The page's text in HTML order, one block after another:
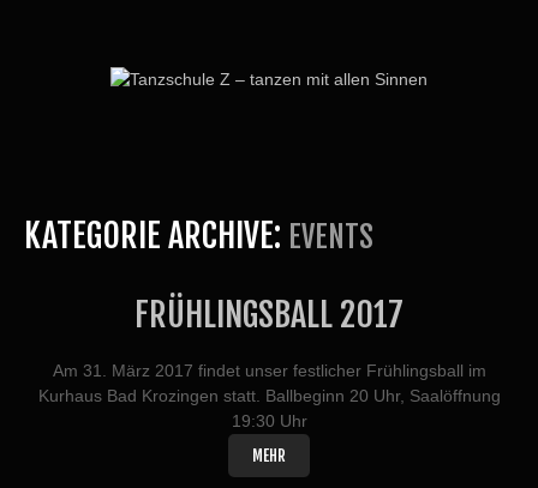
KATEGORIE ARCHIVE: EVENTS
FRÜHLINGSBALL 2017
Am 31. März 2017 findet unser festlicher Frühlingsball im
Kurhaus Bad Krozingen statt. Ballbeginn 20 Uhr, Saalöffnung
19:30 Uhr
MEHR